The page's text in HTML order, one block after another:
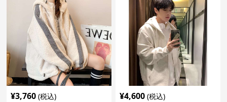
¥3,760 (税込) ¥4,600 (税込)